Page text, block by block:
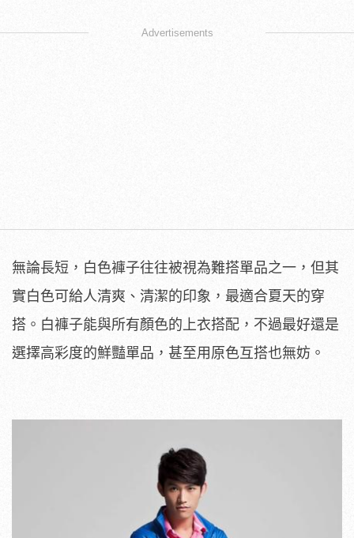
Advertisements
無論長短，白色褲子往往被視為難搭單品之一，但其
實白色可給人清爽、清潔的印象，最適合夏天的穿
搭。白褲子能與所有顏色的上衣搭配，不過最好還是
選擇高彩度的鮮豔單品，甚至用原色互搭也無妨。